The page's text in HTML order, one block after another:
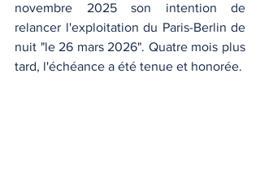
novembre 2025 son intention de
relancer l'exploitation du Paris-Berlin de
nuit "le 26 mars 2026". Quatre mois plus
tard, l'échéance a été tenue et honorée.